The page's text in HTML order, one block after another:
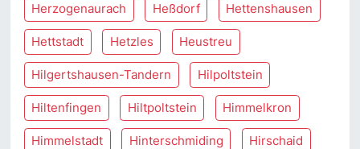
Herzogenaurach Heßdorf Hettenshausen
Hettstadt Hetzles Heustreu
Hilgertshausen-Tandern Hilpoltstein
Hiltenfingen Hiltpoltstein Himmelkron
Himmelstadt Hinterschmiding Hirschaid